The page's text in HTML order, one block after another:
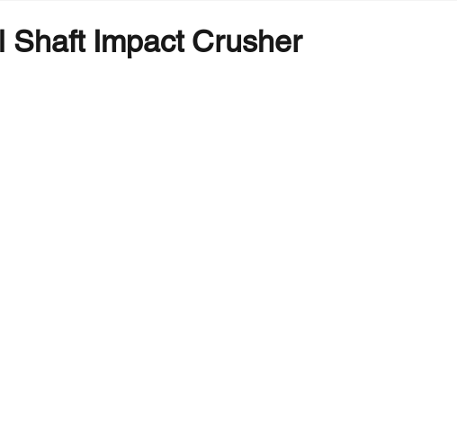
Shaft Impact Crusher
NaN yıldız